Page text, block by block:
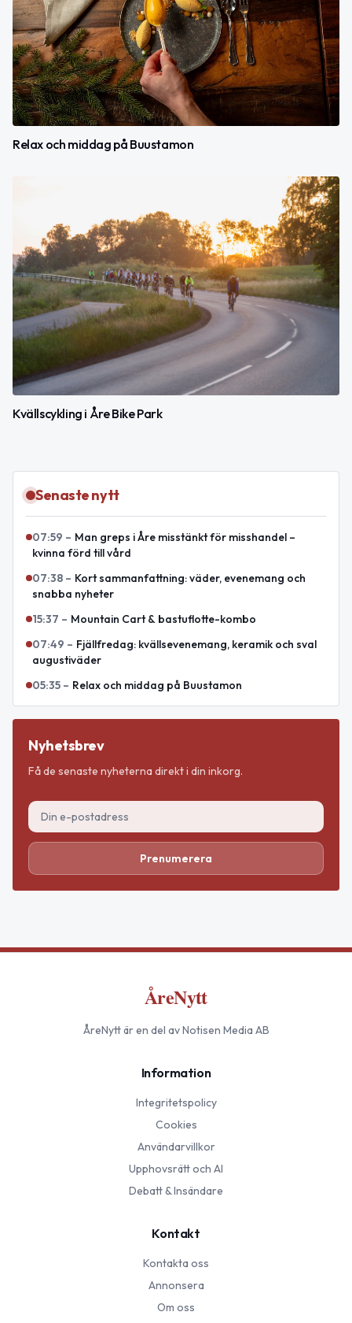
Relax och middag på Buustamon
Kvällscykling i Åre Bike Park
Senaste nytt
07:59 – Man greps i Åre misstänkt för misshandel –
kvinna förd till vård
07:38 – Kort sammanfattning: väder, evenemang och
snabba nyheter
15:37 – Mountain Cart & bastuflotte-kombo
07:49 – Fjällfredag: kvällsevenemang, keramik och sval
augustiväder
05:35 – Relax och middag på Buustamon
Nyhetsbrev
Få de senaste nyheterna direkt i din inkorg.
Prenumerera
ÅreNytt
ÅreNyttär en del av Notisen Media AB
Information
Integritetspolicy
Cookies
Användarvillkor
Upphovsrätt och AI
Debatt & Insändare
Kontakt
Kontakta oss
Annonsera
Om oss